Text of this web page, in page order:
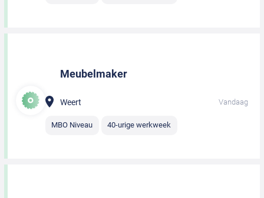
Meubelmaker
Weert Vandaag
MBO Niveau 40-urige werkweek